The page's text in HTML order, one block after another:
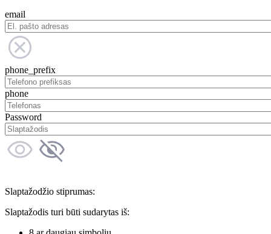
email
phone_prefix
phone
Password
Slaptažodžio stiprumas:
Slaptažodis turi būti sudarytas iš: